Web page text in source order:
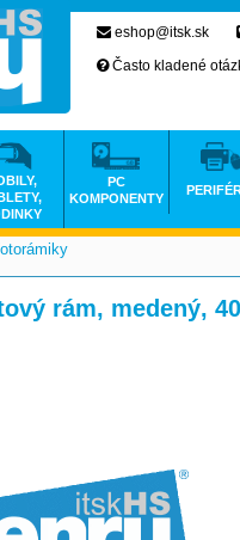
rám, medený,
eshop@itsk.sk
Často kladené
PC
KOMPONENTY